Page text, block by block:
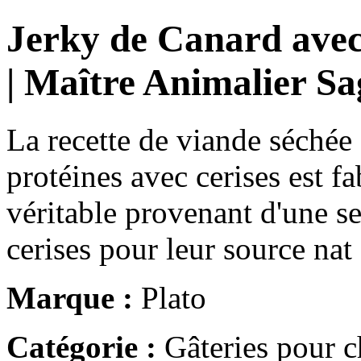
Jerky de Canard
| Maître Animalier
La recette de viande
protéines avec cerises est
véritable provenant d'une
cerises pour leur source nat
Marque : Plato
Catégorie : Gâteries pour